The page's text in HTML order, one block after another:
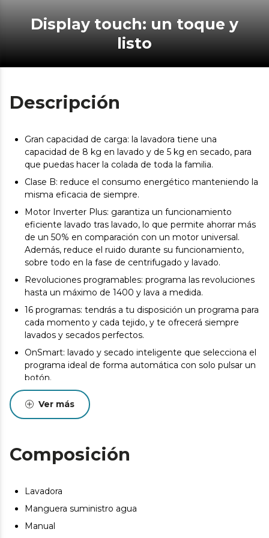
Display touch: un toque y
listo
Descripción
Gran capacidad de carga: la lavadora tiene una
capacidad de 8 kg en lavado y de 5 kg en secado, para
que puedas hacer la colada de toda la familia.
Clase B: reduce el consumo energético manteniendo la
misma eficacia de siempre.
Motor Inverter Plus: garantiza un funcionamiento
eficiente lavado tras lavado, lo que permite ahorrar más
de un 50% en comparación con un motor universal.
Además, reduce el ruido durante su funcionamiento,
sobre todo en la fase de centrifugado y lavado.
Revoluciones programables: programa las revoluciones
hasta un máximo de 1400 y lava a medida.
16 programas: tendrás a tu disposición un programa para
cada momento y cada tejido, y te ofrecerá siempre
lavados y secados perfectos.
OnSmart: lavado y secado inteligente que selecciona el
programa ideal de forma automática con solo pulsar un
botón.
Fuzzy Logic: detecta la carga del tambor y optimiza el
nivel de agua y tiempo de funcionamiento.
la colada con vapor para penetrar eficazmente en cada
prenda para esterilizarla y eliminar cualquier olor.
mediante vapor y la deja 100 % libre de gérmenes y
bacterias.
Pearl Drum: tambor con textura de copo de nieve que
Ver más
Composición
Lavadora
Manguera suministro agua
Manual